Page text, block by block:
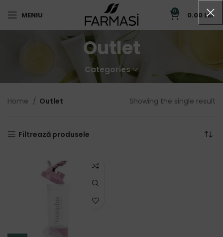
MENIU 0 0.00 LEI
Outlet
Categories
Home Outlet Showing the single result
Filtrează produsele